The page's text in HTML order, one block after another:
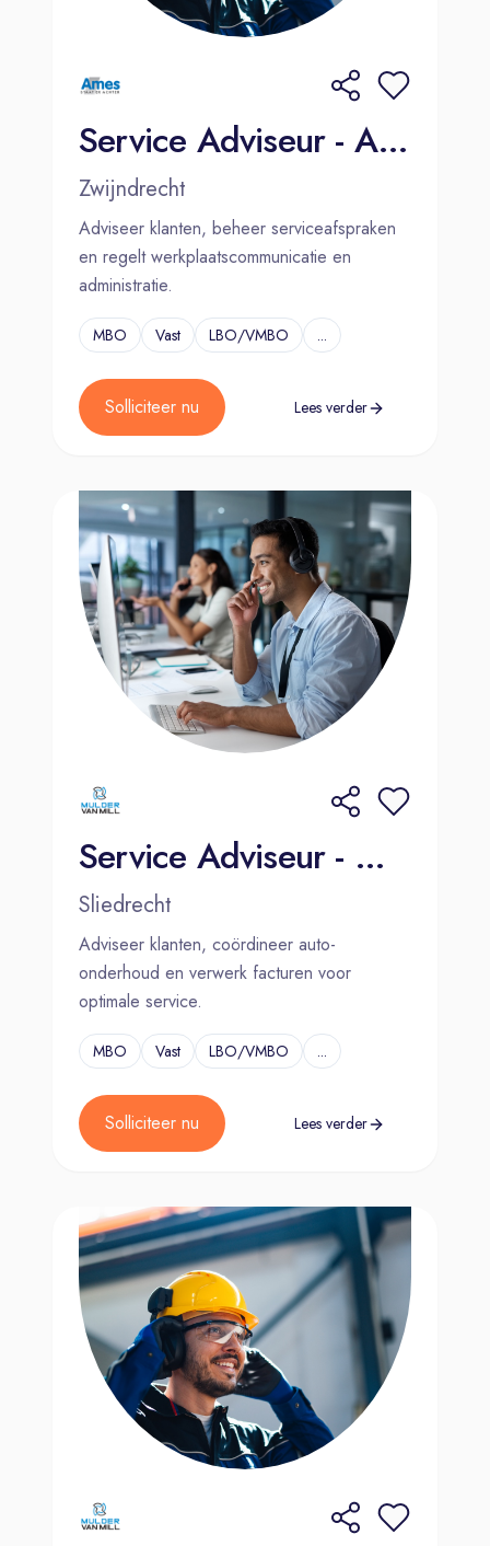
Service Adviseur - Ames Zwijndrecht
Zwijndrecht
Adviseer klanten, beheer serviceafspraken
en regelt werkplaatscommunicatie en
administratie.
MBO Vast LBO/VMBO ...
Solliciteer nu Lees verder
Service Adviseur - Mulder Van Mill Sliedrecht
Sliedrecht
Adviseer klanten, coördineer auto-
onderhoud en verwerk facturen voor
optimale service.
MBO Vast LBO/VMBO ...
Solliciteer nu Lees verder